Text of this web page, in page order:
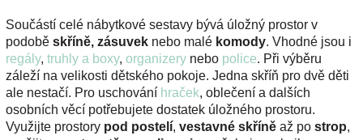
Součástí celé nábytkové sestavy bývá úložný prostor v
podobě skříně, zásuvek nebo malé komody. Vhodné jsou i
regály, truhly a boxy, organizery nebo police. Při výběru
záleží na velikosti dětského pokoje. Jedna skříň pro dvě děti
ale nestačí. Pro uschování hraček, oblečení a dalších
osobních věcí potřebujete dostatek úložného prostoru.
Využijte prostory pod postelí, vestavné skříně až po strop,